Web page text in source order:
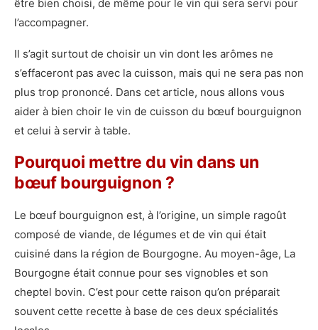
être bien choisi, de même pour le vin qui sera servi pour
l’accompagner.
Il s’agit surtout de choisir un vin dont les arômes ne
s’effaceront pas avec la cuisson, mais qui ne sera pas non
plus trop prononcé. Dans cet article, nous allons vous
aider à bien choir le vin de cuisson du bœuf bourguignon
et celui à servir à table.
Pourquoi mettre du vin dans un
bœuf bourguignon ?
Le bœuf bourguignon est, à l’origine, un simple ragoût
composé de viande, de légumes et de vin qui était
cuisiné dans la région de Bourgogne. Au moyen-âge, La
Bourgogne était connue pour ses vignobles et son
cheptel bovin. C’est pour cette raison qu’on préparait
souvent cette recette à base de ces deux spécialités